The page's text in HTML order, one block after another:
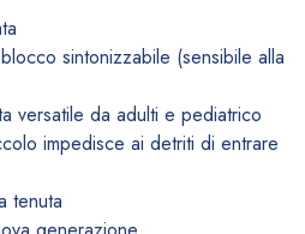
sintonizzabile (sensibile alla
versatile da adulti e pediatrico
impedisce ai detriti di entrare
tenuta